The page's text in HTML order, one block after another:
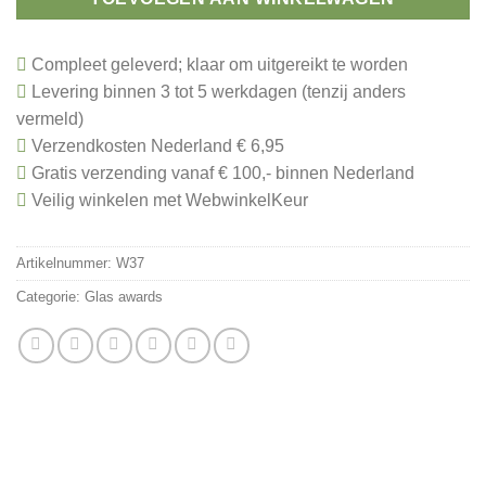
Compleet geleverd; klaar om uitgereikt te worden
Levering binnen 3 tot 5 werkdagen (tenzij anders
vermeld)
Verzendkosten Nederland € 6,95
Gratis verzending vanaf € 100,- binnen Nederland
Veilig winkelen met WebwinkelKeur
Artikelnummer: W37
Categorie: Glas awards